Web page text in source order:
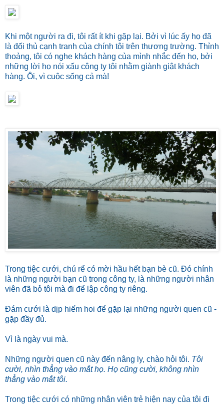
Khi một người ra đi, tôi rất ít khi gặp lại. Bởi vì lúc ấy họ đã
là đối thủ cạnh tranh của chính tôi trên thương trường. Thỉnh
thoảng, tôi có nghe khách hàng của mình nhắc đến họ, bởi
những lời họ nói xấu công ty tôi nhằm giành giật khách
hàng. Ôi, vì cuộc sống cả mà!
Trong tiệc cưới, chú rể có mời hầu hết bạn bè cũ. Đó chính
là những người bạn cũ trong công ty, là những người nhân
viên đã bỏ tôi mà đi để lập công ty riêng.
Đám cưới là dịp hiếm hoi để gặp lại những người quen cũ -
gặp đầy đủ.
Vì là ngày vui mà.
Những người quen cũ này đến nâng ly, chào hỏi tôi. Tôi
cười, nhìn thẳng vào mắt họ. Họ cũng cười, không nhìn
thẳng vào mắt tôi.
Trong tiệc cưới có những nhân viên trẻ hiện nay của tôi đi